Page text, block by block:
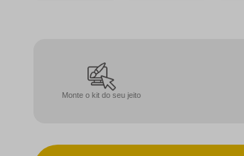
Monte o kit do seu jeito